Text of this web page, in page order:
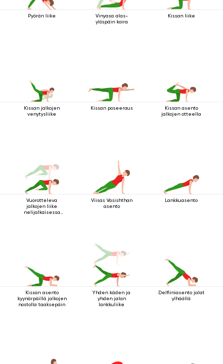
Pyörän liike
Vinyasa alas-
ylöspäin koira
Kissan liike
Kissan jalkojen
venytysliike
Kissan poseeraus
Kissan asento
jalkojen otteella
Vuorotteleva
jalkojen liike
nelijalkaisessa
Viisas Vasishthan
asento
Lankkuasento
Kissan asento
kyynärpäillä jalkojen
nostolla taaksepäin
Yhden käden ja
yhden jalan
lankkuliike
Delfiiniasento jalat
ylhäällä